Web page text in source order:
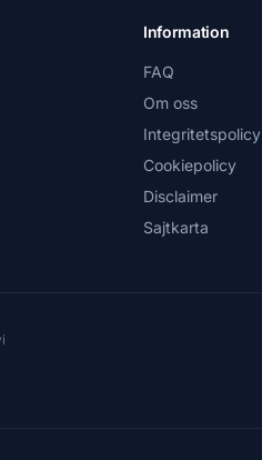
Information
FAQ
Om oss
Integritetspolicy
Cookiepolicy
Disclaimer
Sajtkarta